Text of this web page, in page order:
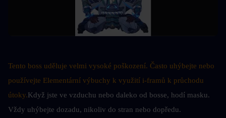
Tento boss uděluje velmi vysoké poškození. Často uhýbejte nebo
používejte Elementární výbuchy k využití i-framů k průchodu
útoky.Když jste ve vzduchu nebo daleko od bosse, hodí masku.
Vždy uhýbejte dozadu, nikoliv do stran nebo dopředu.